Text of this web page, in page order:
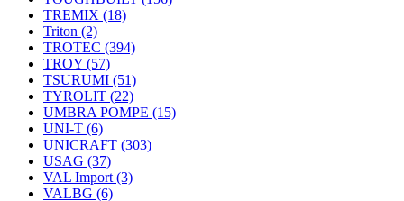
TREMIX (18)
Triton (2)
TROTEC (394)
TROY (57)
TSURUMI (51)
TYROLIT (22)
UMBRA POMPE (15)
UNI-T (6)
UNICRAFT (303)
USAG (37)
VAL Import (3)
VALBG (6)